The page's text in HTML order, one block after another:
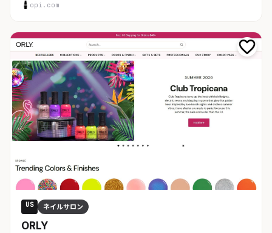
opi.com
US ネイルサロン
ORLY